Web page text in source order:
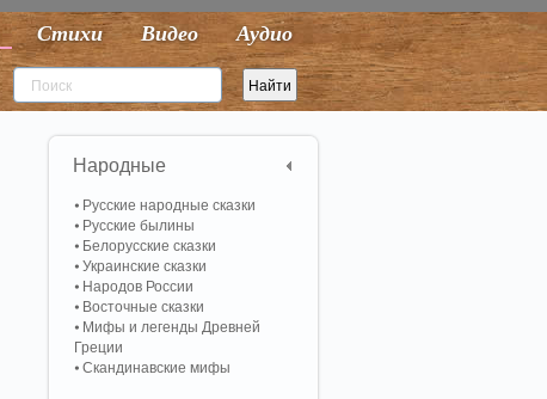
Стихи Видео Аудио
Народные
Русские народные сказки
Русские былины
Белорусские сказки
Украинские сказки
Народов России
Восточные сказки
Мифы и легенды Древней
Греции
Скандинавские мифы